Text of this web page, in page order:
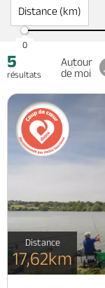
Dormir, manger
Séjours,
Brochures & Cartes
Distance (km)
0
5
résultats
Autour
de moi
Distance
17,62km